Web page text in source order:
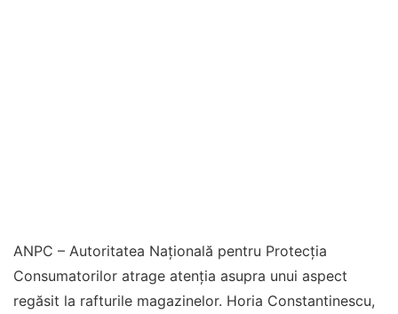
ANPC – Autoritatea Națională pentru Protecția
Consumatorilor atrage atenția asupra unui aspect
regăsit la rafturile magazinelor. Horia Constantinescu,